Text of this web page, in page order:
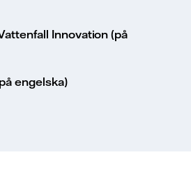
Innovation (på
engelska)